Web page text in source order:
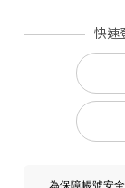
快速
為保障帳號安